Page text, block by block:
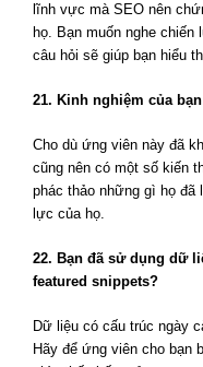
lĩnh vực mà SEO nên
họ. Bạn muốn nghe
câu hỏi sẽ giúp bạn hiểu
21. Kinh nghiệm của
Cho dù ứng viên này đã
cũng nên có một số kiến
phác thảo những gì họ đã
lực của họ.
22. Bạn đã sử dụng dữ
featured snippets?
Dữ liệu có cấu trúc ngày
Hãy để ứng viên cho bạn